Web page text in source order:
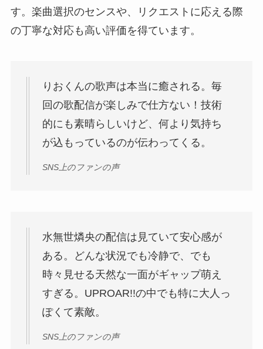
す。楽曲選択のセンスや、リクエストに応える際
の丁寧な対応も高い評価を得ています。
りおくんの歌声は本当に癒される。毎
回の歌配信が楽しみで仕方ない！技術
的にも素晴らしいけど、何より気持ち
が込もっているのが伝わってくる。
SNS上のファンの声
水無世燐央の配信は見ていて安心感が
ある。どんな状況でも冷静で、でも
時々見せる天然な一面がギャップ萌え
すぎる。UPROAR!!の中でも特に大人っ
ぽくて素敵。
SNS上のファンの声